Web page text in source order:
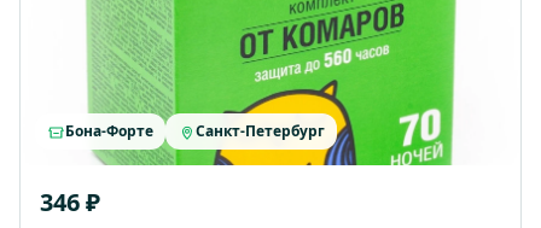
Бона-Форте Санкт-Петербург
346 ₽